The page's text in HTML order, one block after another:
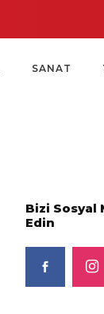
SANAT
Bizi Sosyal
Edin